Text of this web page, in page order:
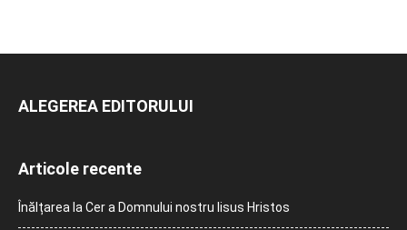
ALEGEREA EDITORULUI
Articole recente
Înălțarea la Cer a Domnului nostru Iisus Hristos